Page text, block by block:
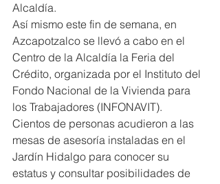
Alcaldía.
Así mismo este fin de semana, en
Azcapotzalco se llevó a cabo en el
Centro de la Alcaldía la Feria del
Crédito, organizada por el Instituto del
Fondo Nacional de la Vivienda para
los Trabajadores (INFONAVIT).
Cientos de personas acudieron a las
mesas de asesoría instaladas en el
Jardín Hidalgo para conocer su
estatus y consultar posibilidades de